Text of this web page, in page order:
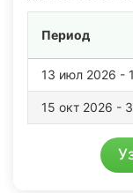
Период
13 июл 2026 -
15 окт 2026 -